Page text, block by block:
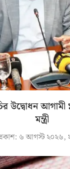
উদ্বোধন
মন্ত্রী
৬ আগস্ট ২০২৬,